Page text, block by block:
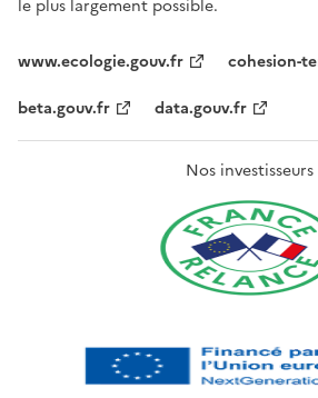
le plus largement possible.
www.ecologie.gouv.fr
cohesion-
beta.gouv.fr
data.gouv.fr
Nos investisseurs